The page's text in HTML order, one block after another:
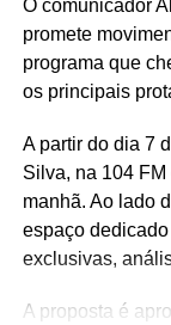
longo do
municípios de
consolidando
continuam
O comunicador
promete
programa que
os principais
A partir do dia 7
Silva, na 104
manhã. Ao lado
espaço
exclusivas,
A proposta é